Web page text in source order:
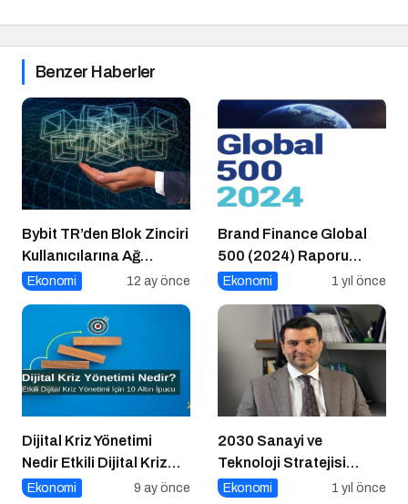
Benzer Haberler
Bybit TR’den Blok Zinciri
Kullanıcılarına Ağ
Tıkanıklığı Rehberi!
Ekonomi 12 ay önce
Brand Finance Global
500 (2024) Raporu
Yayımlandı!
Ekonomi 1 yıl önce
Dijital Kriz Yönetimi
Nedir Etkili Dijital Kriz
Yönetimi için 10 Altın
Ekonomi 9 ay önce
2030 Sanayi ve
Teknoloji Stratejisi
Açıklandı
Ekonomi 1 yıl önce